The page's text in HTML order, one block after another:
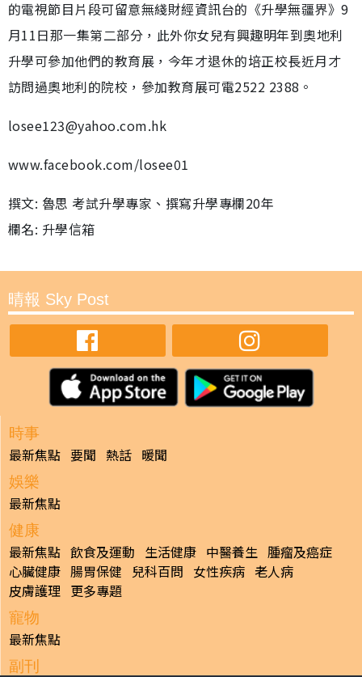
的電視節目片段可留意無綫財經資訊台的《升學無疆界》9
月11日那一集第二部分，此外你女兒有興趣明年到奧地利
升學可參加他們的教育展，今年才退休的培正校長近月才
訪問過奧地利的院校，參加教育展可電2522 2388。
losee123@yahoo.com.hk
www.facebook.com/losee01
撰文: 魯思 考試升學專家、撰寫升學專欄20年
欄名: 升學信箱
晴報 Sky Post
時事
最新焦點 要聞 熱話 暖聞
娛樂
最新焦點
健康
最新焦點 飲食及運動 生活健康 中醫養生 腫瘤及癌症
心臟健康 腸胃保健 兒科百問 女性疾病 老人病
皮膚護理 更多專題
寵物
最新焦點
副刊